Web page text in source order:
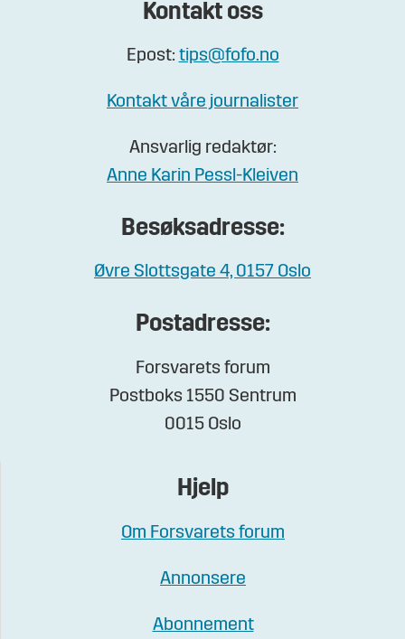
Kontakt oss
Epost: tips@fofo.no
Kontakt våre journalister
Ansvarlig redaktør:
Anne Karin Pessl-Kleiven
Besøksadresse:
Øvre Slottsgate 4, 0157 Oslo
Postadresse:
Forsvarets forum
Postboks 1550 Sentrum
0015 Oslo
Hjelp
Om Forsvarets forum
Annonsere
Abonnement